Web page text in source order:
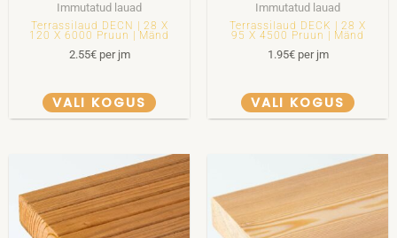
Immutatud lauad
Terrassilaud DECN | 28 X
120 X 6000 Pruun | Mänd
2.55€per jm
VALI KOGUS
Immutatud lauad
Terrassilaud DECK | 28 X
95 X 4500 Pruun | Mänd
1.95€per jm
VALI KOGUS